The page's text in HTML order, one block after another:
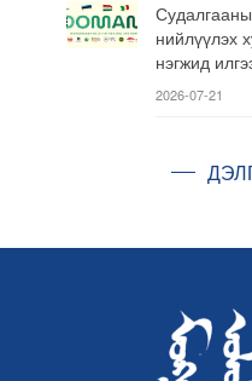
нийлүүлэх
нэгжид
2026-07-21